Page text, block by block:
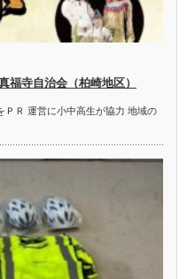
寺自治会（柏崎地区）
ＰＲ 運営に小中高生が協力 地域の